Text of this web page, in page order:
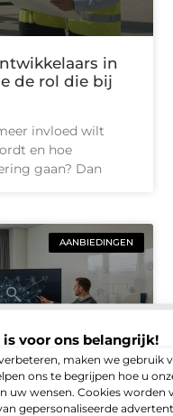
voor ons belangrijk!
maken we gebruik
ons te begrijpen hoe u
uw wensen. Cookies worden
gepersonaliseerde
in
de rol die bij
invloed wilt
en hoe
gaan? Dan
AANBIEDINGEN